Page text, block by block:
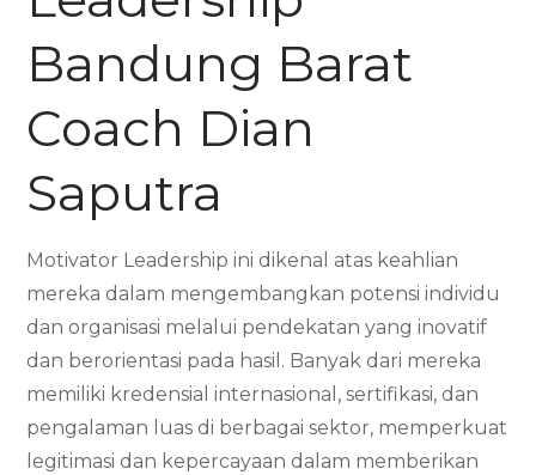
Bandung Barat
Coach Dian
Saputra
Motivator Leadership ini dikenal atas keahlian
mereka dalam mengembangkan potensi individu
dan organisasi melalui pendekatan yang inovatif
dan berorientasi pada hasil. Banyak dari mereka
memiliki kredensial internasional, sertifikasi, dan
pengalaman luas di berbagai sektor, memperkuat
legitimasi dan kepercayaan dalam memberikan